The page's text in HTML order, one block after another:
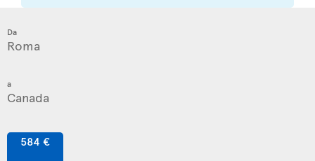
Da
a
584 €